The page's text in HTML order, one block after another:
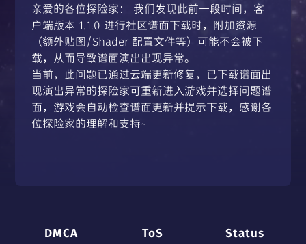
亲爱的各位探险家： 我们发现此前一段时间，客
户端版本 1.1.0 进行社区谱面下载时，附加资源
（额外贴图/Shader 配置文件等）可能不会被下
载，从而导致谱面演出出现异常。
当前，此问题已通过云端更新修复，已下载谱面出
现演出异常的探险家可重新进入游戏并选择问题谱
面，游戏会自动检查谱面更新并提示下载，感谢各
位探险家的理解和支持~
DMCA ToS
Status